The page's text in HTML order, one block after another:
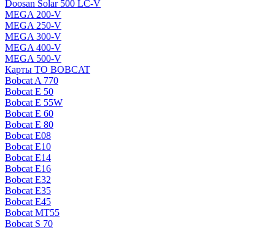
Doosan Solar 500 LC-V
MEGA 200-V
MEGA 250-V
MEGA 300-V
MEGA 400-V
MEGA 500-V
Карты ТО BOBCAT
Bobcat A 770
Bobcat E 50
Bobcat E 55W
Bobcat E 60
Bobcat E 80
Bobcat E08
Bobcat E10
Bobcat E14
Bobcat E16
Bobcat E32
Bobcat E35
Bobcat E45
Bobcat MT55
Bobcat S 70